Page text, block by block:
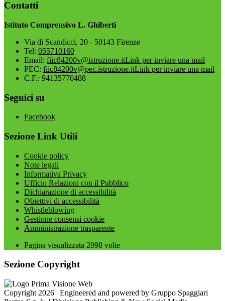
Contatti
Istituto Comprensivo L. Ghiberti
Via di Scandicci, 20 - 50143 Firenze
Tel: 055710160
Email: fiic84200v@istruzione.itLink per inviare una mail
PEC: fiic84200v@pec.istruzione.itLink per inviare una mail
C.F.: 94135770488
Seguici su
Facebook
Sezione Link Utili
Cookie policy
Note legali
Informativa Privacy
Ufficio Relazioni con il Pubblico
Dichiarazione di accessibilità
Obiettivi di accessibilità
Whistleblowing
Gestione consensi cookie
Amministrazione trasparente
Pagina visualizzata 2098 volte
Sezione Copyright
Copyright 2026 | Engineered and powered by Gruppo Spaggiari